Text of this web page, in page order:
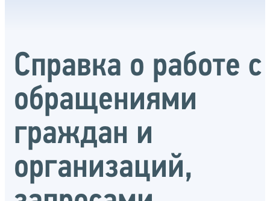
Справка о работе с
обращениями
граждан и
организаций,